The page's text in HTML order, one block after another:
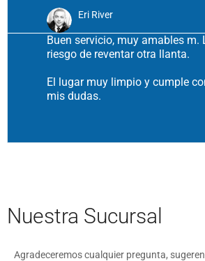
Eri River
Buen servicio, muy amables
riesgo de reventar otra llanta.
El lugar muy limpio y cumple
mis dudas.
Nuestra Sucursal
Agradeceremos cualquier pregunta,